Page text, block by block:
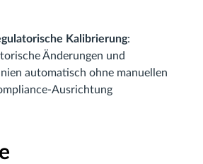
Kalibrierung:
Änderungen und
automatisch ohne manuellen